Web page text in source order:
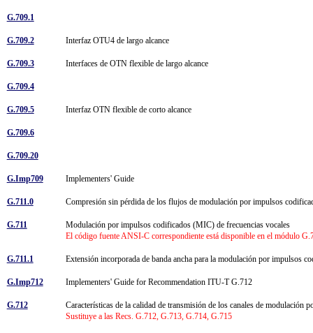
G.709.1
G.709.2 Interfaz OTU4 de largo alcance
G.709.3 Interfaces de OTN flexible de largo alcance
G.709.4
G.709.5 Interfaz OTN flexible de corto alcance
G.709.6
G.709.20
G.Imp709 Implementers' Guide
G.711.0 Compresión sin pérdida de los flujos de modulación por impulsos
G.711
Modulación por impulsos codificados (MIC) de frecuencias vocales
El código fuente ANSI-C correspondiente está disponible en el módulo
G.711.1 Extensión incorporada de banda ancha para la modulación por impulsos
G.Imp712 Implementers' Guide for Recommendation ITU-T G.712
G.712
Características de la calidad de transmisión de los canales de modulación
Sustituye a las Recs. G.712, G.713, G.714, G.715